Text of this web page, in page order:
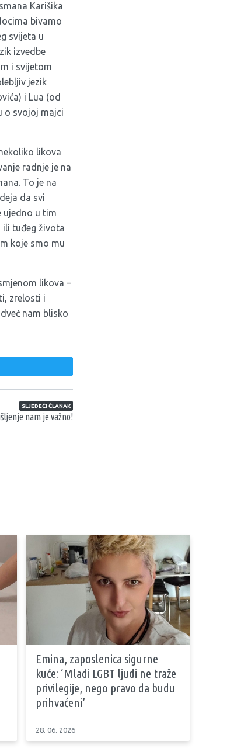
Karišika
bivamo
svijeta u
izvedbe
i svijetom
jezik
i Lua (od
o svojoj majci
likova
radnje je na
To je na
da svi
ujedno u tim
ili tuđeg života
koje smo mu
likova –
zrelosti i
nam blisko
SLJEDEĆI ČLANAK
nam je važno!
Emina, zaposlenica sigurne
kuće: ‘Mladi LGBT ljudi ne traže
privilegije, nego pravo da budu
prihvaćeni’
28. 06. 2026